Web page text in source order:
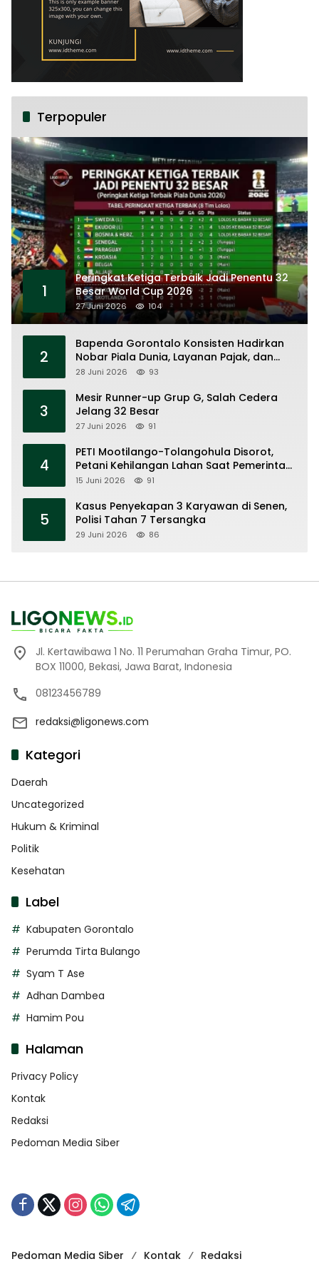
Terpopuler
1
Peringkat Ketiga Terbaik Jadi Penentu 32
Besar World Cup 2026
27 Juni 2026 104
2
Bapenda Gorontalo Konsisten Hadirkan
Nobar Piala Dunia, Layanan Pajak, dan
Ruang UMKM
28 Juni 2026 93
3
Mesir Runner-up Grup G, Salah Cedera
Jelang 32 Besar
27 Juni 2026 91
4
PETI Mootilango-Tolangohula Disorot,
Petani Kehilangan Lahan Saat Pemerintah
Fokus Panggung Seremonial
15 Juni 2026 91
5
Kasus Penyekapan 3 Karyawan di Senen,
Polisi Tahan 7 Tersangka
29 Juni 2026 86
Jl. Kertawibawa 1 No. 11 Perumahan Graha Timur, PO.
BOX 11000, Bekasi, Jawa Barat, Indonesia
08123456789
redaksi@ligonews.com
Kategori
Daerah
Uncategorized
Hukum & Kriminal
Politik
Kesehatan
Label
Kabupaten Gorontalo
Perumda Tirta Bulango
Syam T Ase
Adhan Dambea
Hamim Pou
Halaman
Privacy Policy
Kontak
Redaksi
Pedoman Media Siber
Pedoman Media Siber Kontak Redaksi